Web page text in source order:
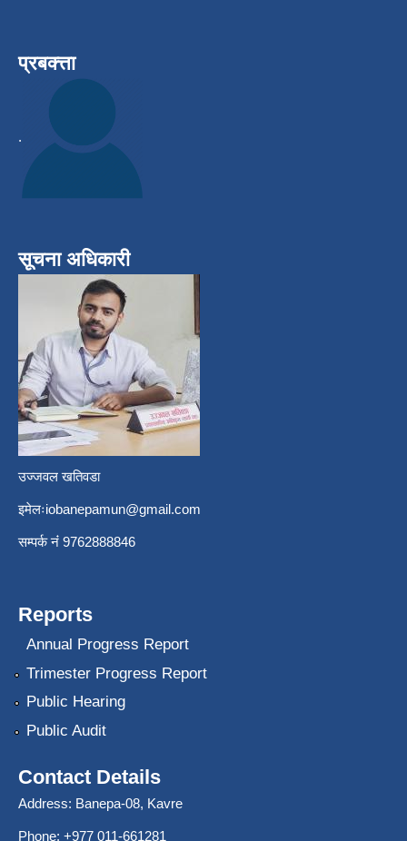
प्रबक्त्ता
.
सूचना अधिकारी
उज्जवल खतिवडा
इमेलःiobanepamun@gmail.com
सम्पर्क नंं 9762888846
Reports
Annual Progress Report
Trimester Progress Report
Public Hearing
Public Audit
Contact Details
Address: Banepa-08, Kavre
Phone: +977 011-661281